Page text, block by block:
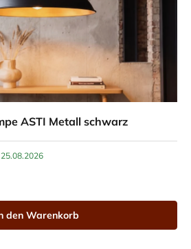
ASTI Metall schwarz
den Warenkorb